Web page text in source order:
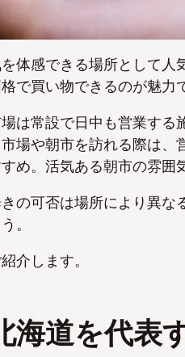
体感できる場所として人
で買い物できるのが魅力
は常設で日中も営業する
場や朝市を訪れる際は、
め。活気ある朝市の雰囲
の可否は場所により異な
。
介します。
海道を代表